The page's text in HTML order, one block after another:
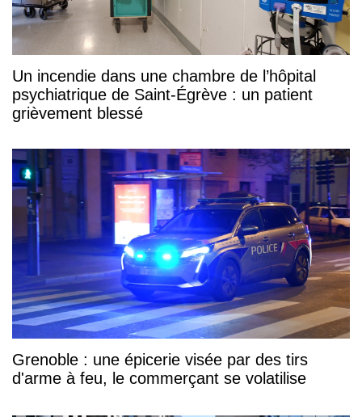
Un incendie dans une chambre de l’hôpital
psychiatrique de Saint-Égrève : un patient
grièvement blessé
Grenoble : une épicerie visée par des tirs
d'arme à feu, le commerçant se volatilise